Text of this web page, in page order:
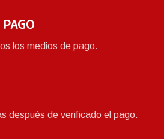
los medios de pago.
después de verificado el pago.